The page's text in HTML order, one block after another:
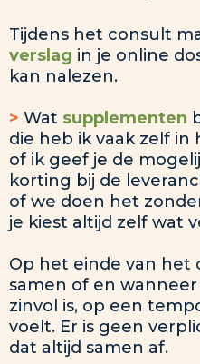
Tijdens het consult
verslag in je online
kan nalezen.
> Wat supplementen
die heb ik vaak zelf in
of ik geef je de
korting bij de
of we doen het
je kiest altijd zelf wat
Op het einde van het
samen of en wanneer
zinvol is, op een
voelt. Er is geen
dat altijd samen af.